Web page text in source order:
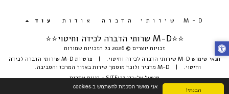
הבנתי! אני מאשר הסכמת להשתמש ב-cookies
⭐️⭐️M-D שרותי הדברה לכידה וחיטוי⭐⭐
זכויות יוצרים © 2026 כל הזכויות שמורות
תנאי שימוש M-D שירותי הדברה לכידה וחיטוי.
|
פרטיות M-D שירותי הדברה לכידה
וחיטוי. | M-D מדביר ולוכד מוסמך שירות באזור המרכז והסביבה.
מופעל על-ידיSITE123
-בניית אתרים
M-D שירותי הדברה אודות עוד